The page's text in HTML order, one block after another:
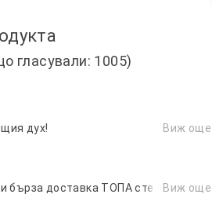
1005)
дух!
Виж още
бърза доставка ТОПА сте
Виж още